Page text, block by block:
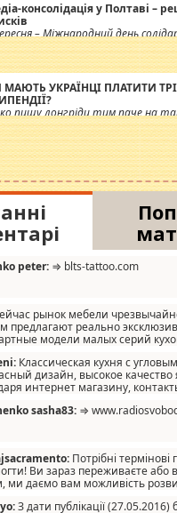
консолідація у Полтаві –
– Міжнародний день
МАЮТЬ УКРАЇНЦІ ПЛАТИТИ
пишу лонгріди тим паче на
дістало! Обурюють
стипендіального
ще одна соціальна
peter: ⇒ blts-tattoo.com
рынок мебели
предлагают реально
модели малых серий
формы, в MebelOk,
в порядке, без ненужных
не последний фактор.
Классическая кухня с
дизайн, высокое качество
интернет магазину,
sasha83: ⇒
Потрібні
Ви зараз переживаєте або
ми даємо вам можливість
які намагаються дати їм
З дати публікації (27.05.2016)